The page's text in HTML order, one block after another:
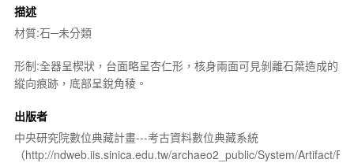
描述
材質:石─未分類
形制:全器呈楔狀，台面略呈杏仁形，核身兩面可見剝離石葉造成的
縱向痕跡，底部呈銳角稜。
出版者
中央研究院數位典藏計畫---考古資料數位典藏系統
（http://ndweb.iis.sinica.edu.tw/archaeo2_public/System/Artifact/